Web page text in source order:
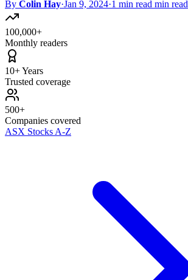
By Colin Hay·Jan 9, 2024·1 min read min read
100,000+
Monthly readers
10+ Years
Trusted coverage
500+
Companies covered
ASX Stocks A-Z